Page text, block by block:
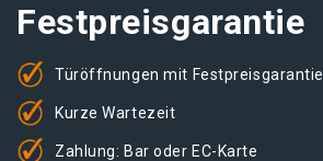
Festpreisgarantie
Türöffnungen mit Festpreisgarantie
Kurze Wartezeit
Zahlung: Bar oder EC-Karte